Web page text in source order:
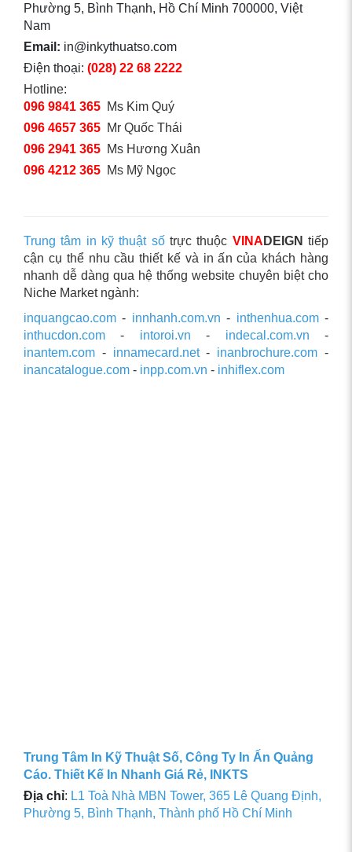
Phường 5, Bình Thạnh, Hồ Chí Minh 700000, Việt
Nam
Email: in@inkythuatso.com
Điện thoại: (028) 22 68 2222
Hotline:
096 9841 365 Ms Kim Quý
096 4657 365 Mr Quốc Thái
096 2941 365 Ms Hương Xuân
096 4212 365 Ms Mỹ Ngọc
Trung tâm in kỹ thuật sốtrực thuộc VINA DEIGN tiếp
cận cụ thể nhu cầu thiết kế và in ấn của khách hàng
nhanh dễ dàng qua hệ thống website chuyên biệt cho
Niche Market ngành:
inquangcao.com - innhanh.com.vn - inthenhua.com-
inthucdon.com - intoroi.vn - indecal.com.vn -
inantem.com - innamecard.net- inanbrochure.com -
inancatalogue.com - inpp.com.vn - inhiflex.com
Trung Tâm In Kỹ Thuật Số, Công Ty In Ấn Quảng
Cáo. Thiết Kế In Nhanh Giá Rẻ, INKTS
Địa chỉ: L1 Toà Nhà MBN Tower, 365 Lê Quang Định,
Phường 5, Bình Thạnh, Thành phố Hồ Chí Minh